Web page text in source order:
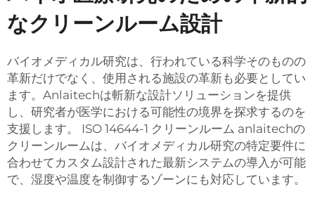
なクリーンルーム設計
バイオメディカル研究は、行われている科学そのものの
革新だけでなく、使用される施設の革新も必要としてい
ます。Anlaitechは斬新な設計ソリューションを提供
し、研究者が医学における可能性の境界を探求するのを
支援します。 ISO 14644-1 クリーンルーム anlaitechの
クリーンルームは、バイオメディカル研究の特定要件に
合わせてカスタム設計された最新システムの導入が可能
で、湿度や温度を制御するゾーンにも対応しています。